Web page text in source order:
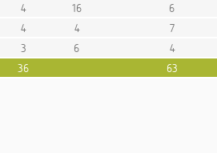
4 16
6
4 4
7
3 6
4
36 63